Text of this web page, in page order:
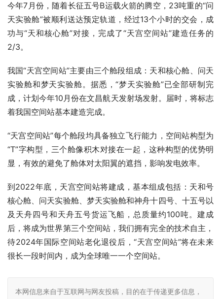
今年7月份，随着长征五号B运载火箭的腾空，23吨重的“问
天实验舱”被顺利送达预定轨道，经过13个小时的交会，成
功与“天和核心舱”对接，完成了“天宫空间站”建造任务的
2/3。
我国“天宫空间站”主要由三个舱段组成：天和核心舱、问天
实验舱和梦天实验舱。据悉，“梦天实验舱”已全部研制完
成，计划今年10月份在文昌航天发射场发射。届时，将标志
着我国空间站基本建造完成。
“天宫空间站”每个舱段均具备独立飞行能力，空间站构型为
“T”字构型，三个舱像积木对接在一起，这种构型的优势明
显，有效的避免了舱体对太阳翼的遮挡，影响发电效率。
到2022年底，天宫空间站将建成，基本组成包括：天和号
核心舱、问天实验舱、梦天实验舱和神舟十四号、十五号以
及天舟四号和天舟五号货运飞船，总质量约100吨。建成
后，将成为世界第三个空间站，我们拥有完全的技术自主，
待2024年国际空间站老化退役后，“天宫空间站”将在未来
很长一段时间内，成为全球唯一一个空间站。
本网信息来自于互联网与网友投稿，目的在于传递更多信息，